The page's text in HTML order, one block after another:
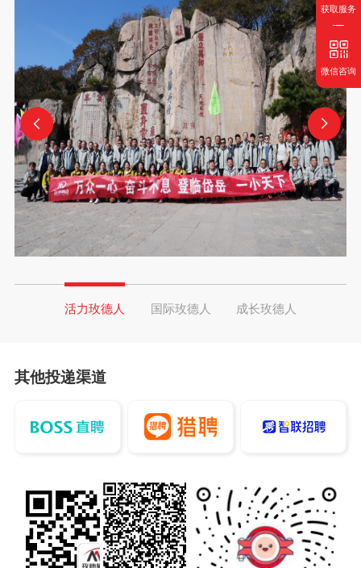
 
活力玫德人 国际玫德人 成长玫德人
其他投递渠道
获取服务
微信咨询